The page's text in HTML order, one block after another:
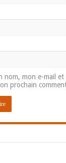
nom, mon e-mail
prochain